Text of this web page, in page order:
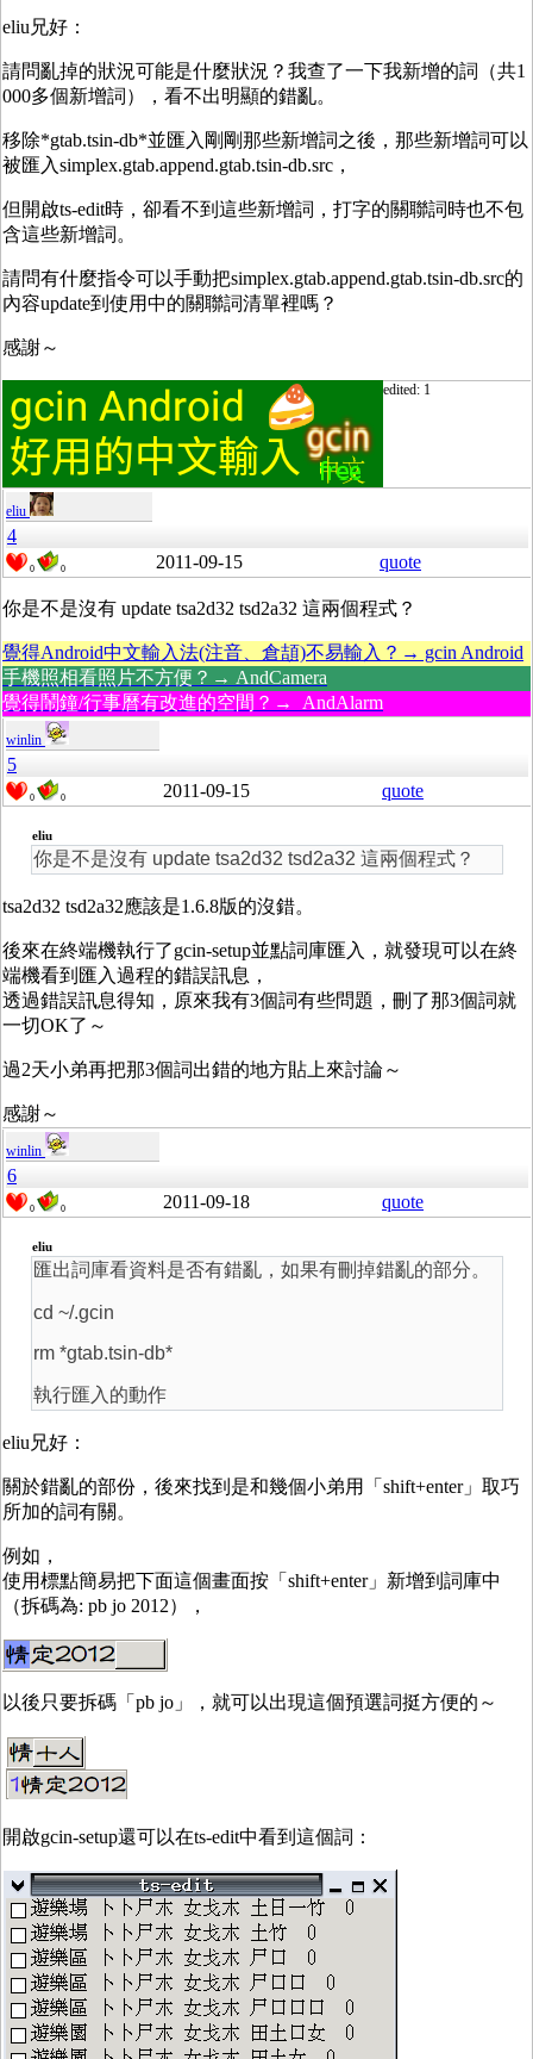
eliu兄好：
請問亂掉的狀況可能是什麼狀況？我查了一下我新增的詞（共1
000多個新增詞），看不出明顯的錯亂。
移除*gtab.tsin-db*並匯入剛剛那些新增詞之後，那些新增詞可以
被匯入simplex.gtab.append.gtab.tsin-db.src，
但開啟ts-edit時，卻看不到這些新增詞，打字的關聯詞時也不包
含這些新增詞。
請問有什麼指令可以手動把simplex.gtab.append.gtab.tsin-db.src的
內容update到使用中的關聯詞清單裡嗎？
感謝～
edited: 1
eliu
4
0 0 2011-09-15 quote
你是不是沒有 update tsa2d32 tsd2a32 這兩個程式？
覺得Android中文輸入法(注音、倉頡)不易輸入？→ gcin Android
手機照相看照片不方便？→ AndCamera
覺得鬧鐘/行事曆有改進的空間？→ AndAlarm
winlin
5
0 0 2011-09-15 quote
eliu
你是不是沒有 update tsa2d32 tsd2a32 這兩個程式？
tsa2d32 tsd2a32應該是1.6.8版的沒錯。
後來在終端機執行了gcin-setup並點詞庫匯入，就發現可以在終
端機看到匯入過程的錯誤訊息，
透過錯誤訊息得知，原來我有3個詞有些問題，刪了那3個詞就
一切OK了～
過2天小弟再把那3個詞出錯的地方貼上來討論～
感謝～
winlin
6
0 0 2011-09-18 quote
eliu
匯出詞庫看資料是否有錯亂，如果有刪掉錯亂的部分。
cd ~/.gcin
rm *gtab.tsin-db*
執行匯入的動作
eliu兄好：
關於錯亂的部份，後來找到是和幾個小弟用「shift+enter」取巧
所加的詞有關。
例如，
使用標點簡易把下面這個畫面按「shift+enter」新增到詞庫中
（拆碼為: pb jo 2012），
以後只要拆碼「pb jo」，就可以出現這個預選詞挺方便的～
開啟gcin-setup還可以在ts-edit中看到這個詞：